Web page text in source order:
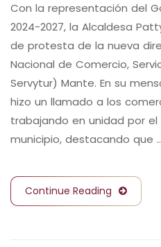
Con la representación del
2024-2027, la Alcaldesa
de protesta de la nueva
Nacional de Comercio,
Servytur) Mante. En su
hizo un llamado a los
trabajando en unidad por
municipio, destacando que
Continue Reading